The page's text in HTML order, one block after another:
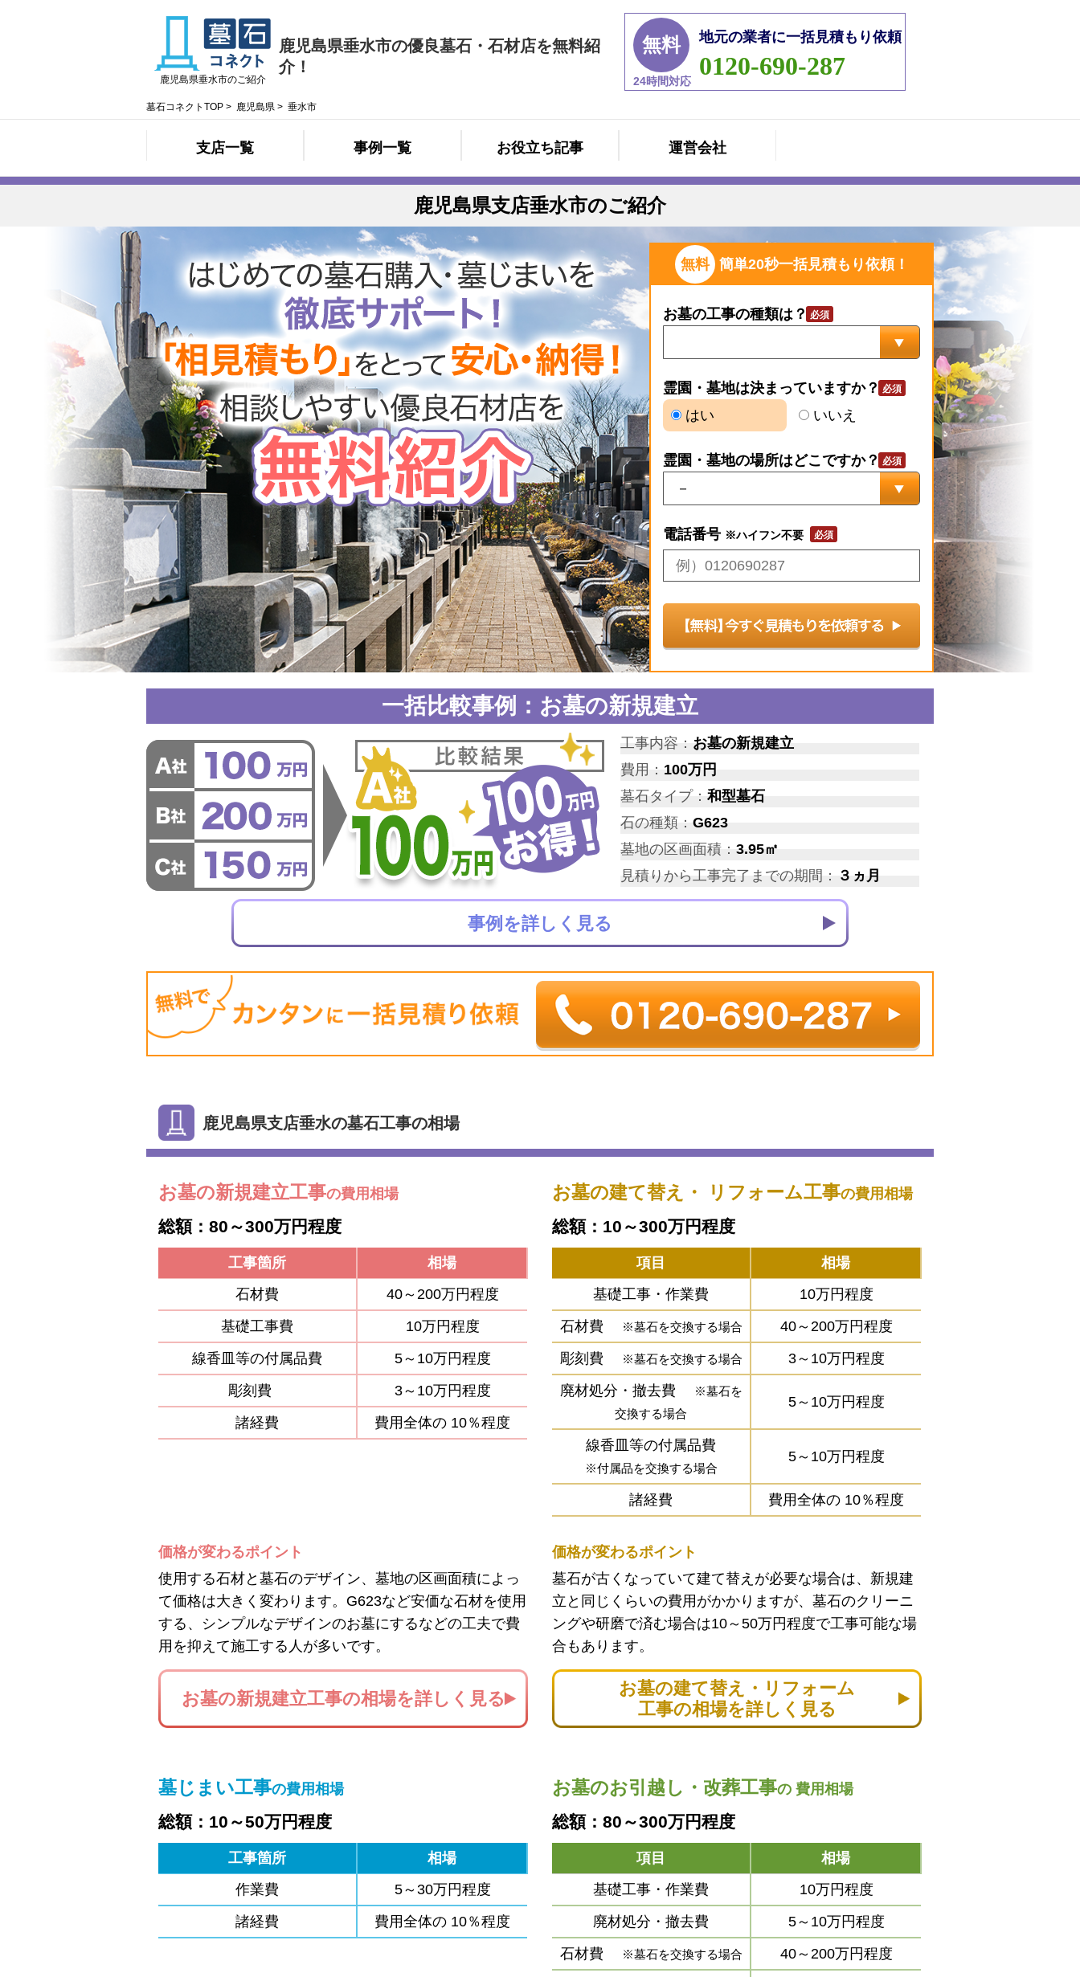
鹿児島県垂水市の優良墓石・石材店を無料紹
介！
鹿児島県垂水市のご紹介
墓石コネクトTOP > 鹿児島県 > 垂水市
無料
24時間対応
地元の業者に一括見積もり依頼
0120-690-287
支店一覧 事例一覧 お役立ち記事 運営会社
鹿児島県支店垂水市のご紹介
無料 簡単20秒一括見積もり依頼！
お墓の工事の種類は？
霊園・墓地は決まっていますか？
はい
いいえ
霊園・墓地の場所はどこですか？
電話番号 ※ハイフン不要
一括比較事例：お墓の新規建立
工事内容： お墓の新規建立
費用： 100万円
墓石タイプ：和型墓石
石の種類： G623
墓地の区画面積： 3.95㎡
見積りから工事完了までの期間： ３ヵ月
事例を詳しく見る
鹿児島県支店垂水の墓石工事の相場
お墓の新規建立工事の費用相場
総額：80～300万円程度
工事箇所
相場
石材費
40～200万円程度
基礎工事費
10万円程度
線香皿等の付属品費
5～10万円程度
彫刻費
3～10万円程度
諸経費
費用全体の 10％程度
価格が変わるポイント
使用する石材と墓石のデザイン、墓地の区画面積によっ
て価格は大きく変わります。G623など安価な石材を使用
する、シンプルなデザインのお墓にするなどの工夫で費
用を抑えて施工する人が多いです。
お墓の新規建立工事の相場を詳しく見る
お墓の建て替え・ リフォーム工事の費用相場
総額：10～300万円程度
項目
相場
基礎工事・作業費
10万円程度
石材費
※墓石を交換する場合
40～200万円程度
彫刻費
※墓石を交換する場合
3～10万円程度
廃材処分・撤去費
※墓石を
交換する場合
5～10万円程度
線香皿等の付属品費
※付属品を交換する場合
5～10万円程度
諸経費 費用全体の 10％程度
価格が変わるポイント
墓石が古くなっていて建て替えが必要な場合は、新規建
立と同じくらいの費用がかかりますが、墓石のクリーニ
ングや研磨で済む場合は10～50万円程度で工事可能な場
合もあります。
お墓の建て替え・リフォーム
工事の相場を詳しく見る
墓じまい工事の費用相場
総額：10～50万円程度
工事箇所
相場
作業費
5～30万円程度
諸経費
費用全体の 10％程度
お墓のお引越し・改葬工事の 費用相場
総額：80～300万円程度
項目
相場
基礎工事・作業費
10万円程度
廃材処分・撤去費
5～10万円程度
石材費
※墓石を交換する場合
40～200万円程度